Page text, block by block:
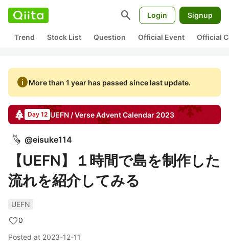
search Login Signup
Trend Stock List Question Official Event Official
infoMore than 1 year has passed since last update.
Day 12 UEFN / VerseAdvent Calendar 2023
@eisuke114
【UEFN】１時間で島を制作した
流れを紹介してみる
UEFN
0
Posted at 2023-12-11